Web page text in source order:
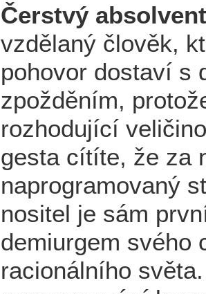
Čerstvý
vzdělaný člověk,
pohovor dostaví s
zpožděním,
rozhodující
gesta cítíte, že za
naprogramovaný
nositel je sám
demiurgem svého
racionálního